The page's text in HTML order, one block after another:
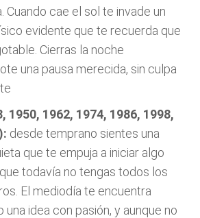
Cuando cae el sol te invade un
evidente que te recuerda que
Cierras la noche
una pausa merecida, sin culpa
1950, 1962, 1974, 1986, 1998,
desde temprano sientes una
que te empuja a iniciar algo
todavía no tengas todos los
El mediodía te encuentra
una idea con pasión, y aunque no